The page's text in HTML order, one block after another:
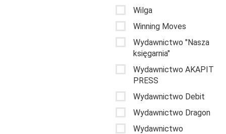
Wilga
Winning Moves
Wydawnictwo "Nasza
księgarnia"
Wydawnictwo AKAPIT
PRESS
Wydawnictwo Debit
Wydawnictwo Dragon
Wydawnictwo